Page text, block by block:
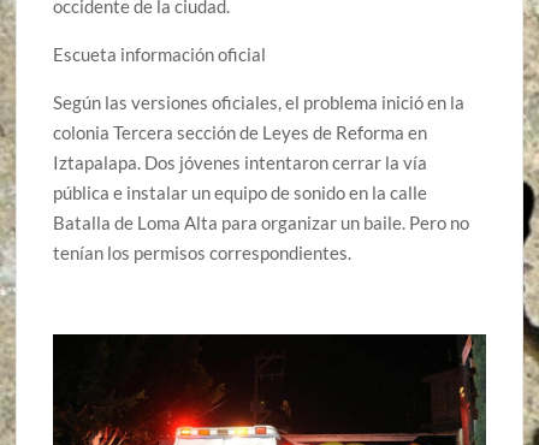
occidente de la ciudad.
Escueta información oficial
Según las versiones oficiales, el problema inició en la
colonia Tercera sección de Leyes de Reforma en
Iztapalapa. Dos jóvenes intentaron cerrar la vía
pública e instalar un equipo de sonido en la calle
Batalla de Loma Alta para organizar un baile. Pero no
tenían los permisos correspondientes.